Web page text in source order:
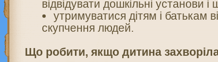
відвідувати дошкільні установи і
утримуватися дітям і батькам
скупчення людей.
Що робити, якщо дитина